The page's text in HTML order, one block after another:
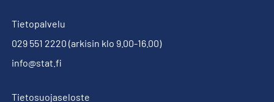
Tietopalvelu
029 551 2220 (arkisin klo 9.00-16.00)
info@stat.fi
Tietosuojaseloste